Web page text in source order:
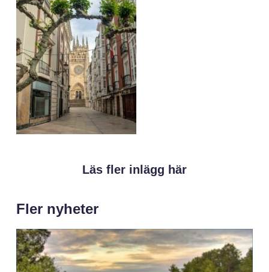
Läs fler inlägg här
Fler nyheter